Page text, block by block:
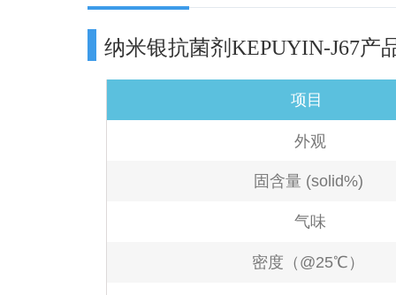
纳米银抗菌剂KEPUYIN-J67产
项目
固含量 (solid%)
密度（@25℃）
外观
气味